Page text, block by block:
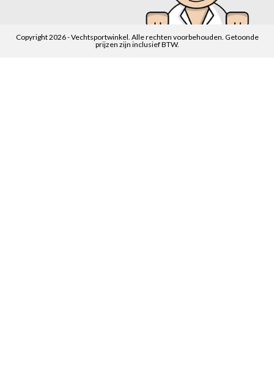
Copyright 2026 - Vechtsportwinkel. Alle rechten voorbehouden. Getoonde
prijzen zijn inclusief BTW.